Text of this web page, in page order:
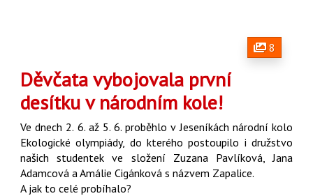
8
Děvčata vybojovala první
desítku v národním kole!
Ve dnech 2. 6. až 5. 6. proběhlo v Jeseníkách národní kolo
Ekologické olympiády, do kterého postoupilo i družstvo
našich studentek ve složení Zuzana Pavlíková, Jana
Adamcová a Amálie Cigánková s názvem Zapalice.
A jak to celé probíhalo?